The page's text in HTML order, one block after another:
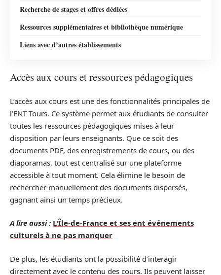
Recherche de stages et offres dédiées
Ressources supplémentaires et bibliothèque numérique
Liens avec d’autres établissements
Accès aux cours et ressources pédagogiques
L’accès aux cours est une des fonctionnalités principales de
l’ENT Tours. Ce système permet aux étudiants de consulter
toutes les ressources pédagogiques mises à leur
disposition par leurs enseignants. Que ce soit des
documents PDF, des enregistrements de cours, ou des
diaporamas, tout est centralisé sur une plateforme
accessible à tout moment. Cela élimine le besoin de
rechercher manuellement des documents dispersés,
gagnant ainsi un temps précieux.
A lire aussi : L'Île-de-France et ses ent événements
culturels à ne pas manquer
De plus, les étudiants ont la possibilité d’interagir
directement avec le contenu des cours. Ils peuvent laisser